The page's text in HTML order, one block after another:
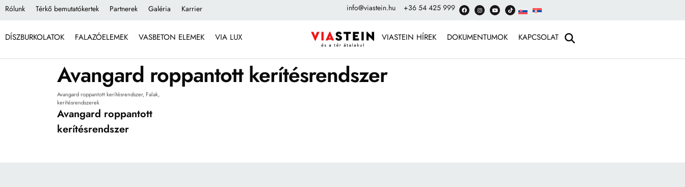
Rólunk Térkő bemutatókertek Partnerek Galéria Karrier info@viastein.hu +36 54 425 999
DÍSZBURKOLATOK FALAZÓELEMEK VASBETON ELEMEK VIA LUX VIASTEIN HÍREK DOKUMENTUMOK KAPCSOLAT
Avangard roppantott kerítésrendszer
Avangard roppantott kerítésrendszer, Falak,
kerítésrendszerek
Avangard roppantott
kerítésrendszer